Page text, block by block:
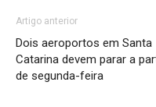
Artigo anterior
Dois aeroportos em Santa
Catarina devem parar a
de segunda-feira